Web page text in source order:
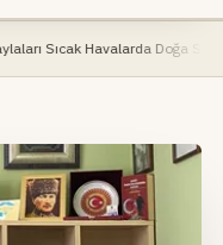
Doğa Severlerin Yeni